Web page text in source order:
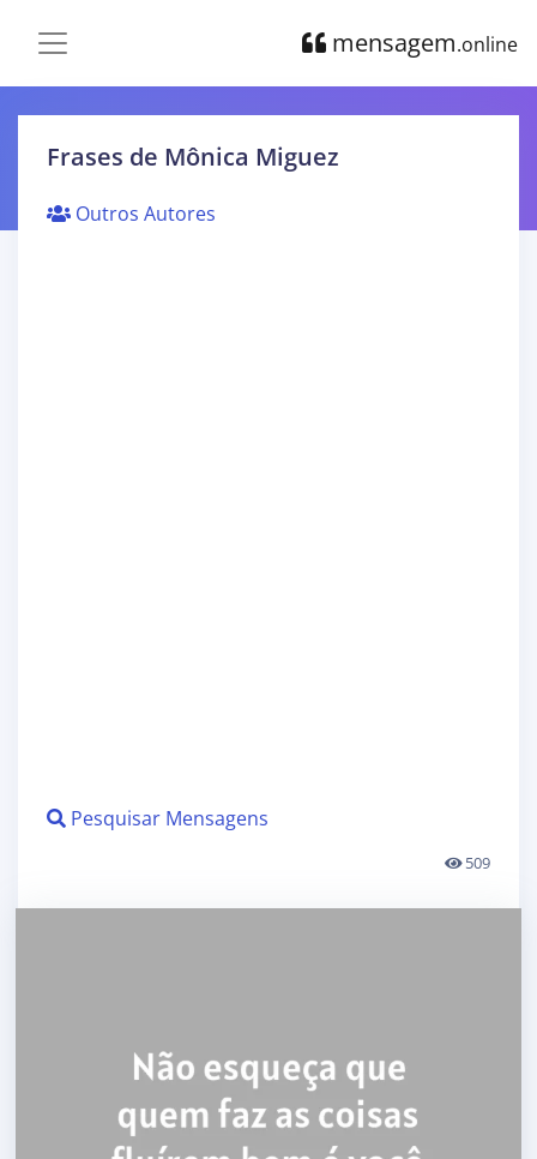
mensagem.online
Frases de Mônica Miguez
Outros Autores
Pesquisar Mensagens
509